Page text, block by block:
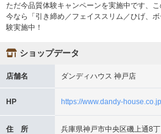
ただ今品質体験キャンペーンを実施中です、こ
今なら「引き締め／フェイススリム／ひげ、
験実施中！
ショップデータ
店舗名 ダンディハウス 神戸店
HP https://www.dandy-
住 所 兵庫県神戸市中央区磯上通8